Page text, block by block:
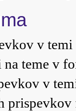
v temi
teme v
v